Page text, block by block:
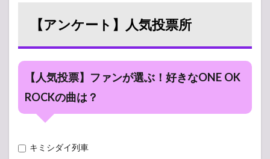
【アンケート】人気投票所
【人気投票】ファンが選ぶ！好きなONE OK
ROCKの曲は？
キミシダイ列車